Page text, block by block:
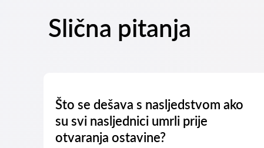
Slična pitanja
Što se dešava s nasljedstvom ako
su svi nasljednici umrli prije
otvaranja ostavine?